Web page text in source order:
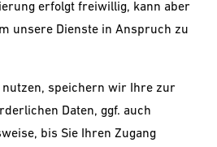
erfolgt freiwillig, kann aber
unsere Dienste in Anspruch zu
nutzen, speichern wir Ihre zur
Daten, ggf. auch
bis Sie Ihren Zugang